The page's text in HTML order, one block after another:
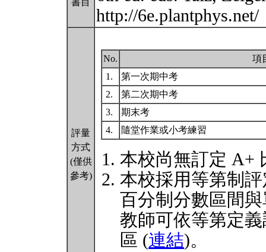
書目
http://6e.plantphys.net/
評量
方式
(僅供
參考)
No.
項
1.
第一次期中考
2.
第二次期中考
3.
期末考
4.
隨堂作業或小考練習
本校尚無訂定 A+
本校採用等第制
百分制分數區間
教師可依等第定
區 (連結)。